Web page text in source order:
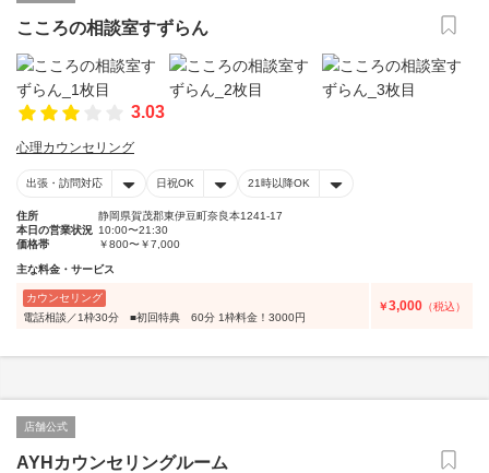
こころの相談室すずらん
3.03
心理カウンセリング
出張・訪問対応 日祝OK 21時以降OK
住所
静岡県賀茂郡東伊豆町奈良本1241-17
本日の営業状況 10:00〜21:30
価格帯
￥800〜￥7,000
主な料金・サービス
カウンセリング
電話相談／1枠30分 ■初回特典 60分 1枠料金！3000円
￥3,000 （税込）
店舗公式
AYHカウンセリングルーム